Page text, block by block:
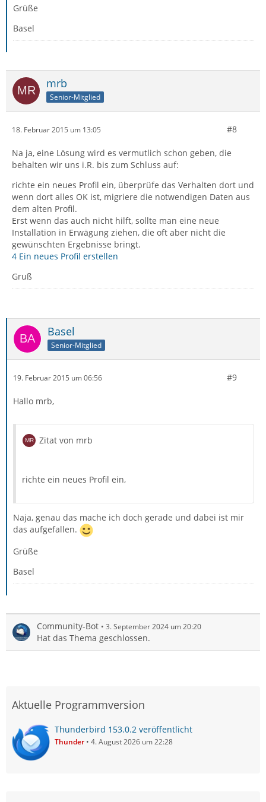
Grüße
Basel
mrb
Senior-Mitglied
18. Februar 2015 um 13:05 #8
Na ja, eine Lösung wird es vermutlich schon geben, die
behalten wir uns i.R. bis zum Schluss auf:
richte ein neues Profil ein, überprüfe das Verhalten dort und
wenn dort alles OK ist, migriere die notwendigen Daten aus
dem alten Profil.
Erst wenn das auch nicht hilft, sollte man eine neue
Installation in Erwägung ziehen, die oft aber nicht die
gewünschten Ergebnisse bringt.
4 Ein neues Profil erstellen
Gruß
Basel
Senior-Mitglied
19. Februar 2015 um 06:56 #9
Hallo mrb,
Zitat von mrb
richte ein neues Profil ein,
Naja, genau das mache ich doch gerade und dabei ist mir
das aufgefallen.
Grüße
Basel
Community-Bot 3. September 2024 um 20:20
Hat das Thema geschlossen.
Aktuelle Programmversion
Thunderbird 153.0.2 veröffentlicht
Thunder 4. August 2026 um 22:28